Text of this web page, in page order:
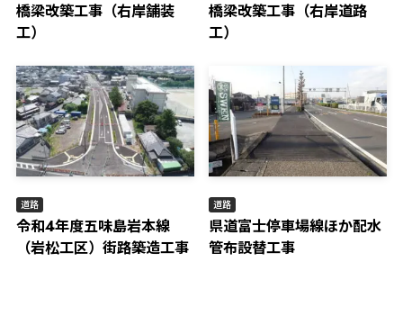
橋梁改築工事（右岸舗装
工）
橋梁改築工事（右岸道路
工）
道路
令和4年度五味島岩本線
（岩松工区）街路築造工事
道路
県道富士停車場線ほか配水
管布設替工事